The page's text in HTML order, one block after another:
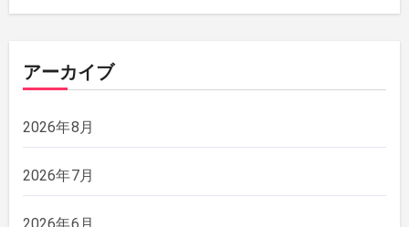
アーカイブ
2026年8月
2026年7月